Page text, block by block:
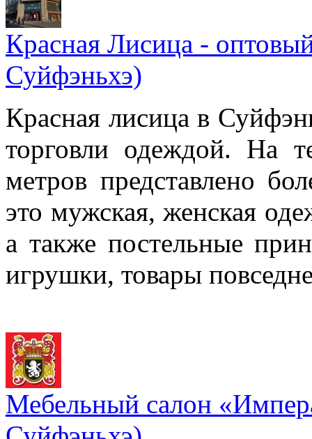
Красная Лисица -
Суйфэньхэ)
Красная лисица в
торговли одеждой. На
метров представлено
это мужская, женская
а также постельные
игрушки, товары
Мебельный салон